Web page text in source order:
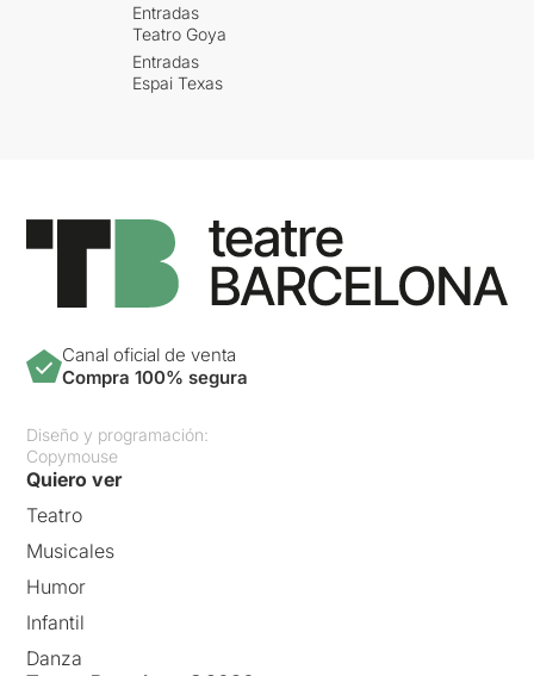
Entradas
Teatro Goya
Entradas
Espai Texas
Canal oficial de venta
Compra 100% segura
Diseño y programación:
Copymouse
Quiero ver
Teatro
Musicales
Humor
Infantil
Danza